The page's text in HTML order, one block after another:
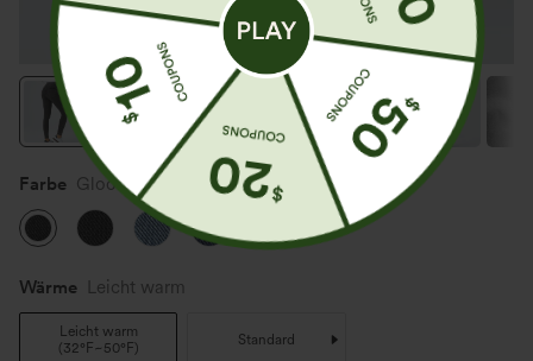
Farbe Gloomy Black Denim
Wärme Leicht warm
Leicht warm
(32°F~50°F) Standard